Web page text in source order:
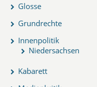
Glosse
Grundrechte
Innenpolitik
Niedersachsen
Kabarett